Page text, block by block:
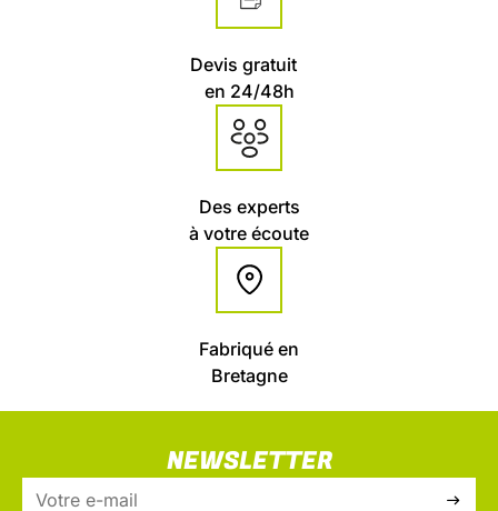
Devis gratuit
en 24/48h
Des experts
à votre écoute
Fabriqué en
Bretagne
NEWSLETTER